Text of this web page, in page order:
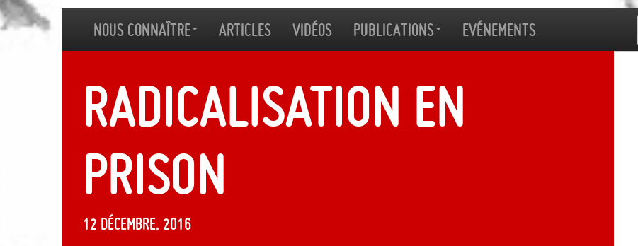
Nous connaître Articles Vidéos Publications Evénements
RADICALISATION EN
PRISON
12 décembre, 2016